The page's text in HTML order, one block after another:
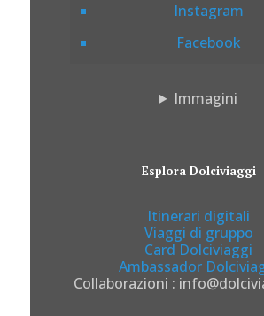
Instagram
Facebook
Immagini
Esplora Dolciviaggi
Itinerari digitali
Viaggi di gruppo
Card Dolciviaggi
Ambassador
Collaborazioni :